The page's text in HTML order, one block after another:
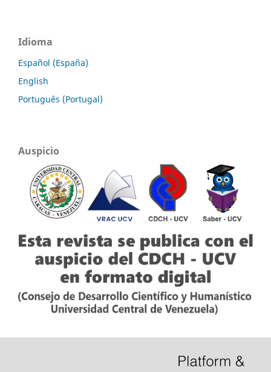
Idioma
Español (España)
English
Português (Portugal)
Auspicio